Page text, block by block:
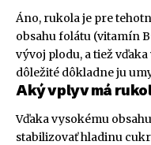
Áno, rukola je pre
obsahu folátu (vitamín
vývoj plodu, a tiež
dôležité dôkladne ju
Aký vplyv má
Vďaka vysokému
stabilizovať hladinu